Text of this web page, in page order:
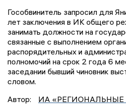
Гособвинитель запросил для
лет заключения в ИК общего
занимать должности на
связанные с выполнением
распорядительных и
полномочий на срок 2 года 6
заседании бывший чиновник
словом.
Автор:
ИА «РЕГИОНАЛЬНЫЕ